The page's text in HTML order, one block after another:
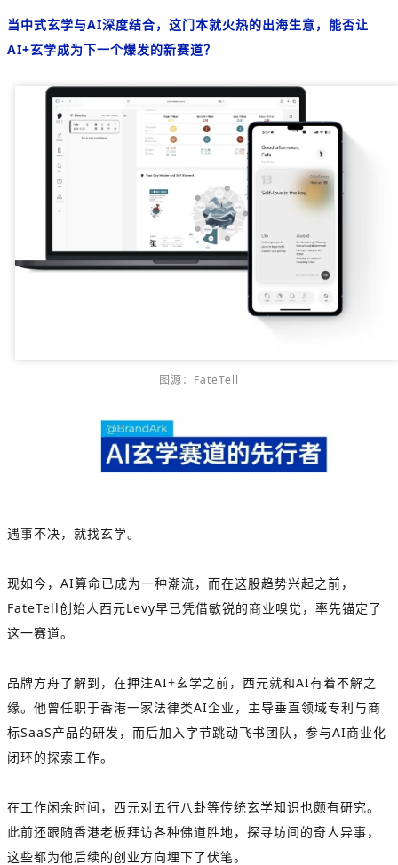
当中式玄学与AI深度结合，这门本就火热的出海生意，能否让
AI+玄学成为下一个爆发的新赛道？
图源：FateTell
遇事不决，就找玄学。
现如今，AI算命已成为一种潮流，而在这股趋势兴起之前，
FateTell创始人西元Levy早已凭借敏锐的商业嗅觉，率先锚定了
这一赛道。
品牌方舟了解到，在押注AI+玄学之前，西元就和AI有着不解之
缘。他曾任职于香港一家法律类AI企业，主导垂直领域专利与商
标SaaS产品的研发，而后加入字节跳动飞书团队，参与AI商业化
闭环的探索工作。
在工作闲余时间，西元对五行八卦等传统玄学知识也颇有研究。
此前还跟随香港老板拜访各种佛道胜地，探寻坊间的奇人异事，
这些都为他后续的创业方向埋下了伏笔。